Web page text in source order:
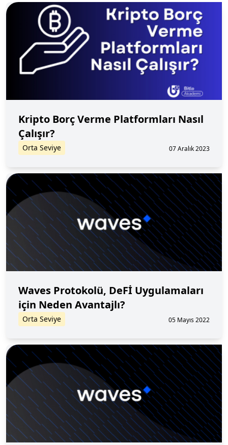
Kripto Borç Verme Platformları Nasıl
Çalışır?
Orta Seviye 07 Aralık 2023
Waves Protokolü, DeFİ Uygulamaları
için Neden Avantajlı?
Orta Seviye 05 Mayıs 2022